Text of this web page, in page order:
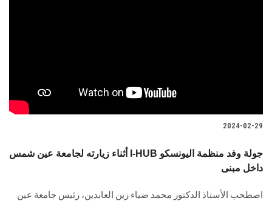
2024-02-29
أثناء زيارته لجامعة عين شمس I-HUB جولة وفد منظمة اليونسكو
داخل مبنى
اصطحب الأستاذ الدكتور محمد ضياء زين العابدين، رئيس جامعة عين